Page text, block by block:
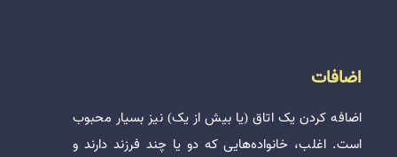
اضافات
اضافه کردن یک اتاق (یا بیش از یک) نیز بسیار محبوب
است. اغلب، خانواده‌هایی که دو یا چند فرزند دارند و